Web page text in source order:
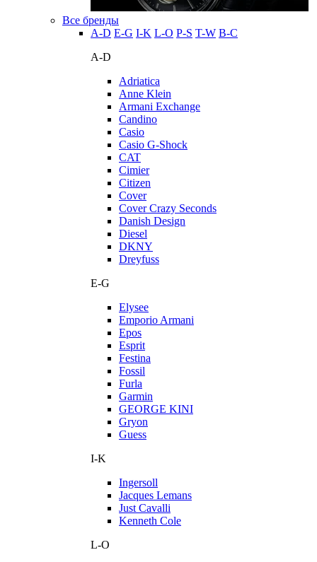
Все бренды
A-D E-G I-K L-O P-S T-W В-С
A-D
Adriatica
Anne Klein
Armani Exchange
Candino
Casio
Casio G-Shock
CAT
Cimier
Citizen
Cover
Cover Crazy Seconds
Danish Design
Diesel
DKNY
Dreyfuss
E-G
Elysee
Emporio Armani
Epos
Esprit
Festina
Fossil
Furla
Garmin
GEORGE KINI
Gryon
Guess
I-K
Ingersoll
Jacques Lemans
Just Cavalli
Kenneth Cole
L-O